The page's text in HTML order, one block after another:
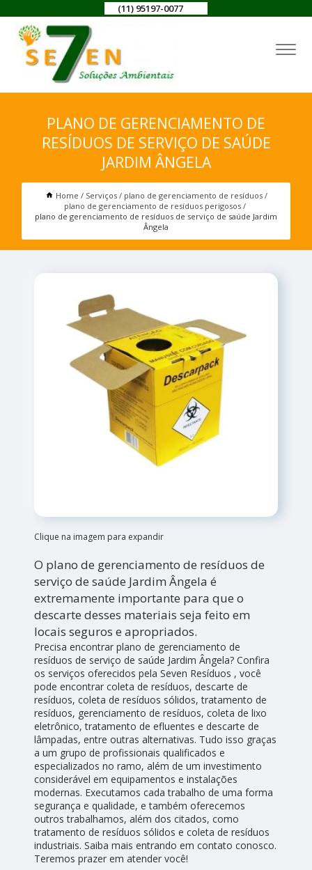
(11) 95197-0077
PLANO DE GERENCIAMENTO DE
RESÍDUOS DE SERVIÇO DE SAÚDE
JARDIM ÂNGELA
Home Serviços
plano de gerenciamento de resíduos
plano de gerenciamento de resíduos perigosos
plano de gerenciamento de resíduos de serviço de saúde Jardim
Ângela
Clique na imagem para expandir
O plano de gerenciamento de resíduos de
serviço de saúde Jardim Ângela é
extremamente importante para que o
descarte desses materiais seja feito em
locais seguros e apropriados.
Precisa encontrar plano de gerenciamento de
resíduos de serviço de saúde Jardim Ângela? Confira
os serviços oferecidos pela Seven Resíduos , você
pode encontrar coleta de resíduos, descarte de
resíduos, coleta de resíduos sólidos, tratamento de
resíduos, gerenciamento de resíduos, coleta de lixo
eletrônico, tratamento de efluentes e descarte de
lâmpadas, entre outras alternativas. Tudo isso graças
a um grupo de profissionais qualificados e
especializados no ramo, além de um investimento
considerável em equipamentos e instalações
modernas. Executamos cada trabalho de uma forma
segurança e qualidade, e também oferecemos
outros trabalhamos, além dos citados, como
tratamento de resíduos sólidos e coleta de resíduos
industriais. Saiba mais entrando em contato conosco.
Teremos prazer em atender você!